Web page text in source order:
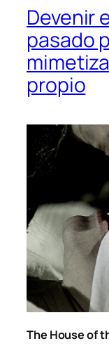
Devenir
pasado
propio
The House of